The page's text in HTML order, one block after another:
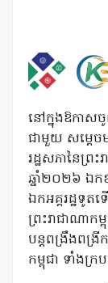
នៅក្នុងឱកាសចូ
ជាមួយ សម្តេច
រដ្ឋសភានៃព្រ
ឆ្នាំ២០២៦ ឯក
ឯកអគ្គរដ្ឋទូត
ព្រះរាជាណាក
បន្តពង្រឹងពង្
កម្ពុជា ទាំងក្